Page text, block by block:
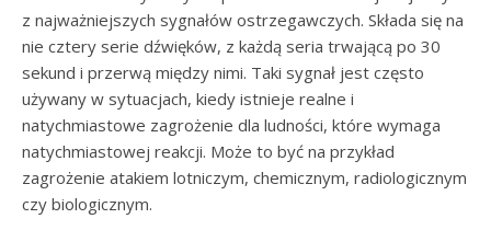
z najważniejszych sygnałów ostrzegawczych. Składa się na
nie cztery serie dźwięków, z każdą seria trwającą po 30
sekund i przerwą między nimi. Taki sygnał jest często
używany w sytuacjach, kiedy istnieje realne i
natychmiastowe zagrożenie dla ludności, które wymaga
natychmiastowej reakcji. Może to być na przykład
zagrożenie atakiem lotniczym, chemicznym, radiologicznym
czy biologicznym.